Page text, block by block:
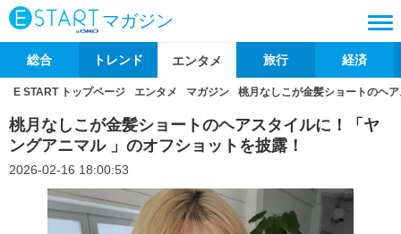
マガジン
総合 トレンド エンタメ 旅行 経済
E START トップページ エンタメ マガジン 桃月なしこが金髪ショートのヘ
桃月なしこが金髪ショートのヘアスタイルに！「ヤ
ングアニマル 」のオフショットを披露！
2026-02-16 18:00:53